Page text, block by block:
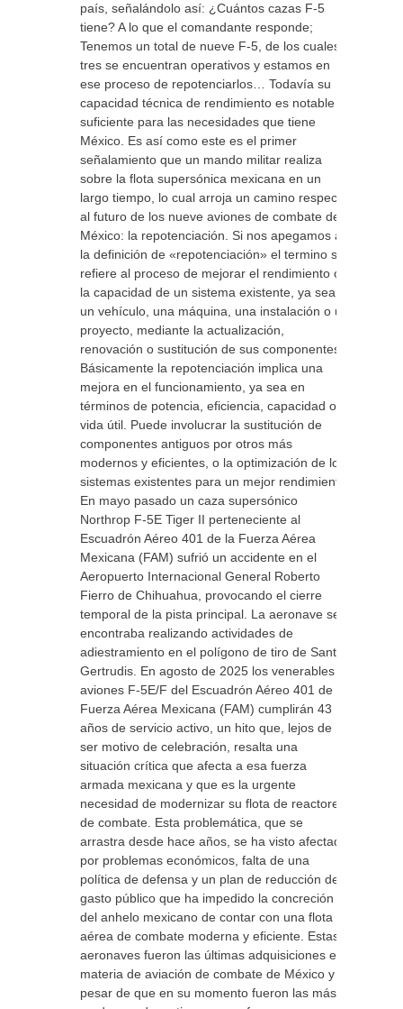
país, señalándolo así: ¿Cuántos cazas F-5
tiene? A lo que el comandante responde;
Tenemos un total de nueve F-5, de los cuales
tres se encuentran operativos y estamos en
ese proceso de repotenciarlos… Todavía su
capacidad técnica de rendimiento es notable y
suficiente para las necesidades que tiene
México. Es así como este es el primer
señalamiento que un mando militar realiza
sobre la flota supersónica mexicana en un
largo tiempo, lo cual arroja un camino respecto
al futuro de los nueve aviones de combate de
México: la repotenciación. Si nos apegamos a
la definición de «repotenciación» el termino se
refiere al proceso de mejorar el rendimiento o
la capacidad de un sistema existente, ya sea
un vehículo, una máquina, una instalación o un
proyecto, mediante la actualización,
renovación o sustitución de sus componentes.
Básicamente la repotenciación implica una
mejora en el funcionamiento, ya sea en
términos de potencia, eficiencia, capacidad o
vida útil. Puede involucrar la sustitución de
componentes antiguos por otros más
modernos y eficientes, o la optimización de los
sistemas existentes para un mejor rendimiento.
En mayo pasado un caza supersónico
Northrop F-5E Tiger II perteneciente al
Escuadrón Aéreo 401 de la Fuerza Aérea
Mexicana (FAM) sufrió un accidente en el
Aeropuerto Internacional General Roberto
Fierro de Chihuahua, provocando el cierre
temporal de la pista principal. La aeronave se
encontraba realizando actividades de
adiestramiento en el polígono de tiro de Santa
Gertrudis. En agosto de 2025 los venerables
aviones F-5E/F del Escuadrón Aéreo 401 de la
Fuerza Aérea Mexicana (FAM) cumplirán 43
años de servicio activo, un hito que, lejos de
ser motivo de celebración, resalta una
situación crítica que afecta a esa fuerza
armada mexicana y que es la urgente
necesidad de modernizar su flota de reactores
de combate. Esta problemática, que se
arrastra desde hace años, se ha visto afectada
por problemas económicos, falta de una
política de defensa y un plan de reducción del
gasto público que ha impedido la concreción
del anhelo mexicano de contar con una flota
aérea de combate moderna y eficiente. Estas
aeronaves fueron las últimas adquisiciones en
materia de aviación de combate de México y a
pesar de que en su momento fueron las más